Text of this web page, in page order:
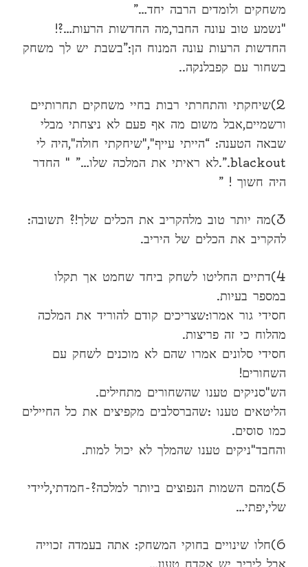
משחקים ולומדים הרבה יחד…”
"נשמע טוב עונה החבר,מה החדשות הרעות…?!
החדשות הרעות עונה המנוח הן:”בשבת יש לך משחק
בשחור עם קפבלנקה..
2)שיחקתי והתחרתי רבות בחיי משחקים תחרותיים
ורשמיים,אבל משום מה אף פעם לא ניצחתי מבלי
שבאה הטענה: “הייתי עייף","שיחקתי חולה",היה לי
blackout.”.לא ראיתי את המלכה שלו…” " החדר
היה חשוך ! ”
3)מה יותר טוב מלהקריב את הכלים שלך!? תשובה:
להקריב את הכלים של היריב.
4)דתיים החליטו לשחק ביחד שחמט אך תקלו
במספר בעיות.
חסידי גור אמרו:שצריכים קודם להוריד את המלכה
מהלוח כי זה פריצות.
חסידי סלונים אמרו שהם לא מוכנים לשחק עם
השחורים!
הש"סניקים טענו שהשחורים מתחילים.
הליטאים טענו :שהברסלבים מקפיצים את כל החיילים
כמו סוסים.
והחבד"ניקים טענו שהמלך לא יכול למות.
5)מהם השמות הנפוצים ביותר למלכה?-חמדתי,ליידי
שלי,יפתי…
6)חלו שינויים בחוקי המשחק: אתה בעמדה זכוייה